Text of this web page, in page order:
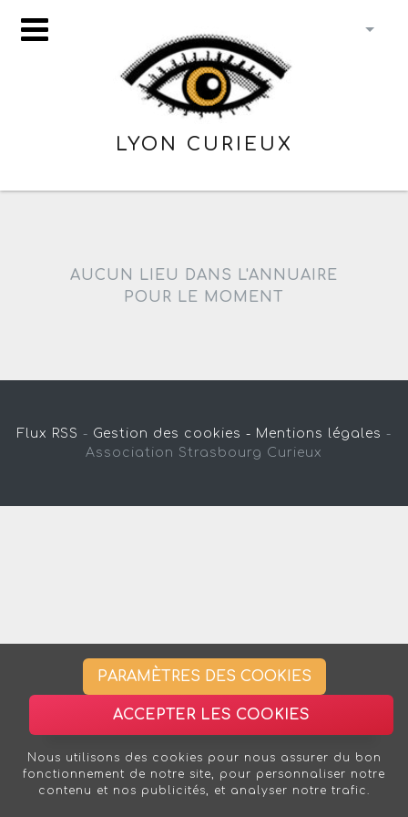
LYON CURIEUX
AUCUN LIEU DANS L'ANNUAIRE
POUR LE MOMENT
Flux RSS - Gestion des cookies - Mentions légales -
Association Strasbourg Curieux
PARAMÈTRES DES COOKIES
ACCEPTER LES COOKIES
Nous utilisons des cookies pour nous assurer du bon
fonctionnement de notre site, pour personnaliser notre
contenu et nos publicités, et analyser notre trafic.